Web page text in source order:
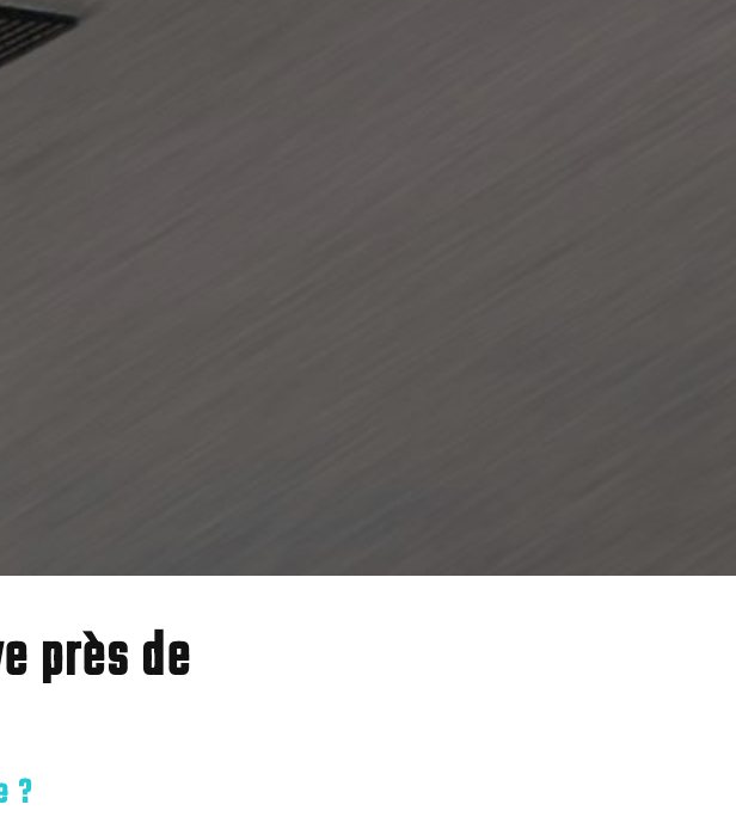
près de
?